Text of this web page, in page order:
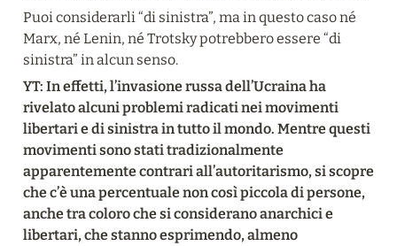
Puoi considerarli “di sinistra”, ma in questo caso né
Marx, né Lenin, né Trotsky potrebbero essere “di
sinistra” in alcun senso.
YT: In effetti, l’invasione russa dell’Ucraina ha
rivelato alcuni problemi radicati nei movimenti
libertari e di sinistra in tutto il mondo. Mentre questi
movimenti sono stati tradizionalmente
apparentemente contrari all’autoritarismo, si scopre
che c’è una percentuale non così piccola di persone,
anche tra coloro che si considerano anarchici e
libertari, che stanno esprimendo, almeno